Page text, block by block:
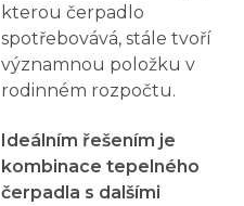
kterou čerpadlo
spotřebovává, stále tvoří
významnou položku v
rodinném rozpočtu.
Ideálním řešením je
kombinace tepelného
čerpadla s dalšími